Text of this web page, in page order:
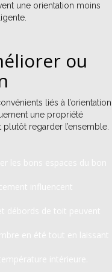
une orientation moins
ou
liés à l’orientation
une propriété
plutôt regarder l’ensemble.